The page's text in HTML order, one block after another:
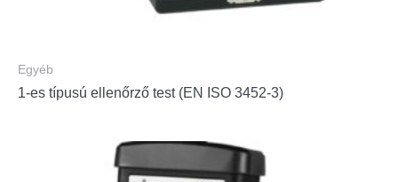
Egyéb
1-es típusú ellenőrző test (EN ISO 3452-3)